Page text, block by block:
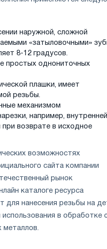
наружной, сложной
«затыловочными»
8-12 градусов.
простых однониточных
плашки, имеет
резьбы.
механизмом
например, внутренней
возврате в исходное
возможностях
сайта компании
рынок
каталоге ресурса
для нанесения резьбы на
в обработке
металлов.